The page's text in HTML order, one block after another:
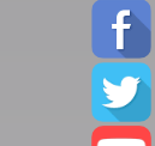
من اتخاذ